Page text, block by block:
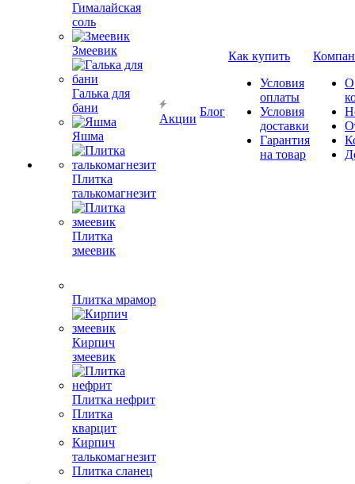
Гималайская
соль
Змеевик
Галька для
бани
Яшма
Плитка
талькомагнезит
Плитка
змеевик
Плитка мрамор
Кирпич
змеевик
Плитка нефрит
Плитка
кварцит
Кирпич
талькомагнезит
Плитка сланец
Акции
Блог
Как купить
Условия
оплаты
Условия
доставки
Гарантия
на товар
О